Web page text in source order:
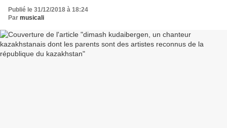
Publié le 31/12/2018 à 18:24
Par musicali